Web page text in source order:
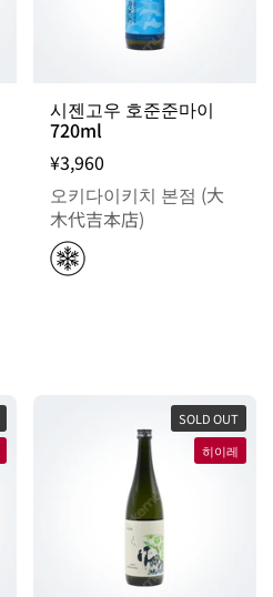
시젠고우 호준준마이
720ml
¥3,960
오키다이키치 본점 (大
木代吉本店)
SOLD OUT
히이레